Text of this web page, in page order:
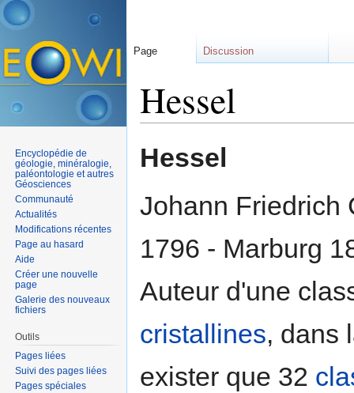
Hessel
Hessel
Johann Friedrich
1796 - Marburg
Auteur d'une
cristallines, dans
exister que 32
Page Discussion
Encyclopédie de
géologie, minéralogie,
paléontologie et autres
Géosciences
Communauté
Actualités
Modifications récentes
Page au hasard
Aide
Créer une nouvelle
page
Galerie des nouveaux
fichiers
Outils
Pages liées
Suivi des pages liées
Pages spéciales